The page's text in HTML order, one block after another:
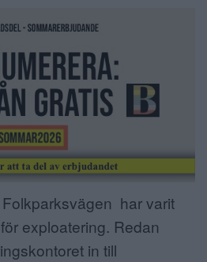
har varit
exploatering. Redan
in till